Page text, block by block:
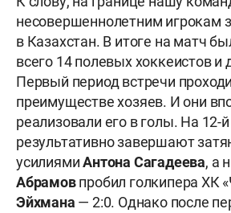
несовершеннолетним игрокам
в Казахстан. В итоге на матч
всего 14 полевых хоккеистов и
Первый период встречи
преимуществе хозяев. И они
реализовали его в голы. На 12-
результативно завершают
усилиямиАнтона Сагадеева, а
Абрамовпробил голкипера ХК
Эйхмана — 2:0. Однако после